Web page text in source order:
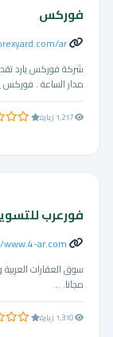
فوركس
ar
شركة فوركس يارد تقدم
مدار الساعة . فوركس
0.0 من 5 نجوم
فورعرب
www.4-ar.com/
سوق العقارات العربية
مجانا. ...
0.0 من 5 نجوم